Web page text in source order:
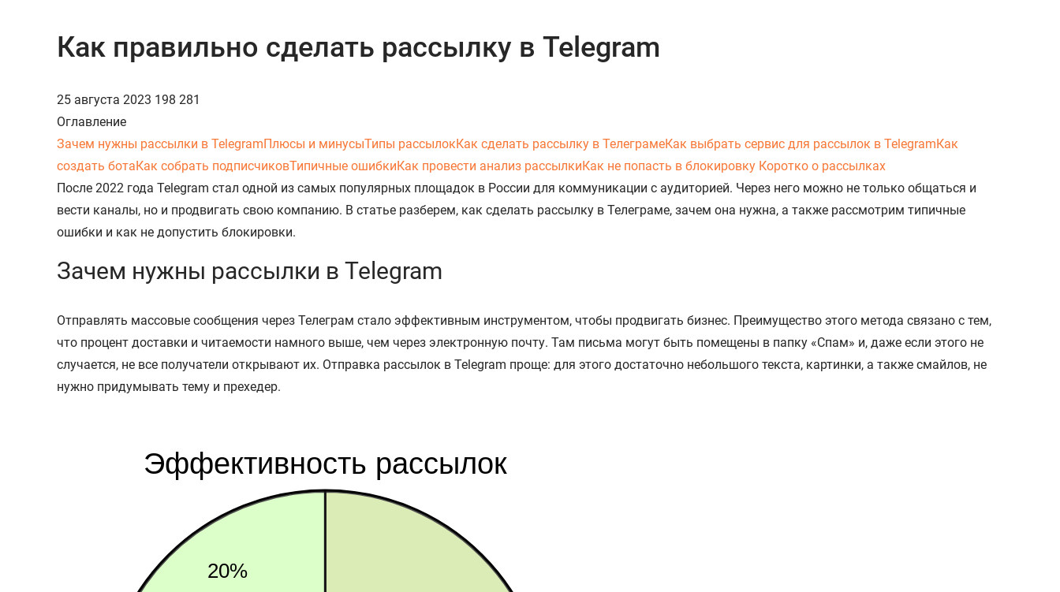
Как правильно сделать рассылку в Telegram
25 августа 2023 198 281
Оглавление
Зачем нужны рассылки в TelegramПлюсы и минусыТипы рассылокКак сделать рассылку в ТелеграмеКак выбрать сервис для рассылок в TelegramКак
создать ботаКак собрать подписчиковТипичные ошибкиКак провести анализ рассылкиКак не попасть в блокировку Коротко о рассылках
После 2022 года Telegram стал одной из самых популярных площадок в России для коммуникации с аудиторией. Через него можно не только общаться и
вести каналы, но и продвигать свою компанию. В статье разберем, как сделать рассылку в Телеграме, зачем она нужна, а также рассмотрим типичные
ошибки и как не допустить блокировки.
Зачем нужны рассылки в Telegram
Отправлять массовые сообщения через Телеграм стало эффективным инструментом, чтобы продвигать бизнес. Преимущество этого метода связано с тем,
что процент доставки и читаемости намного выше, чем через электронную почту. Там письма могут быть помещены в папку «Спам» и, даже если этого не
случается, не все получатели открывают их. Отправка рассылок в Telegram проще: для этого достаточно небольшого текста, картинки, а также смайлов, не
нужно придумывать тему и прехедер.